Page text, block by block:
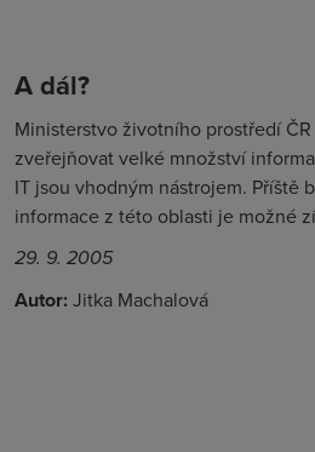
A dál?
Ministerstvo životního prostředí
zveřejňovat velké množství
IT jsou vhodným nástrojem. Příště
informace z této oblasti je možné
29. 9. 2005
Autor: Jitka Machalová